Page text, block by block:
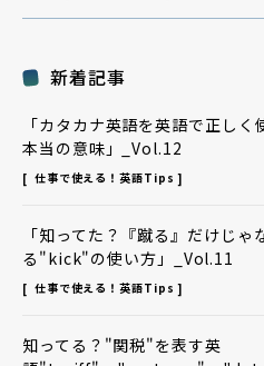
新着記事
「カタカナ英語を英語で正し
本当の意味」_Vol.12
仕事で使える！英語Tips
「知ってた？『蹴る』だけじ
る"kick"の使い方」_Vol.11
仕事で使える！英語Tips
知ってる？"関税"を表す英